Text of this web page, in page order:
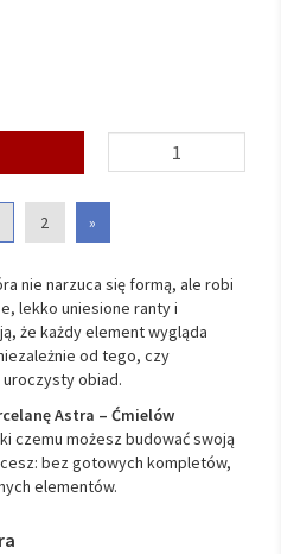
2 »
nie narzuca się formą, ale robi
lekko uniesione ranty i
że każdy element wygląda
od tego, czy
obiad.
Astra – Ćmielów
czemu możesz budować swoją
bez gotowych kompletów,
elementów.